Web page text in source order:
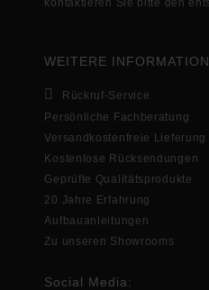
WEITERE
Rückruf-Service
Persönliche Fachberatung
Versandkostenfreie Lieferung
Kostenlose Rücksendungen
Geprüfte Qualitätsprodukte
20 Jahre Erfahrung
Aufbauanleitungen
Zu unseren Showrooms
Social Media: